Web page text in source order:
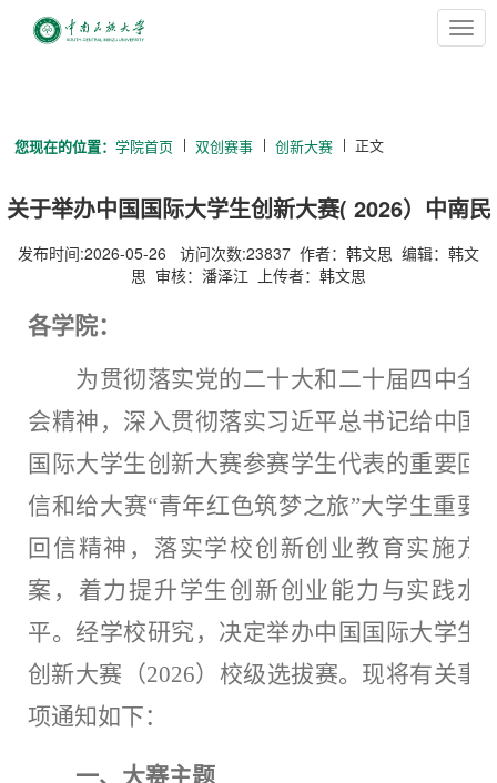
切
换
您现在的位置：学院首页 双创赛事 创新大赛 正文
关于举办中国国际大学生创新大赛( 2026）中南民
发布时间:2026-05-26 访问次数:23837 作者：韩文思 编辑：韩文
思 审核：潘泽江 上传者：韩文思
各学院：
为贯彻落实党的二十大和二十届四中全
会精神，深入贯彻落实习近平总书记给中国
国际大学生创新大赛参赛学生代表的重要回
信和给大赛“青年红色筑梦之旅”大学生重要
回信精神 ，落实学校创新创业教育实施方
案，着力提升学生创新创业能力与实践水
平。经学校研究，决定举办中国国际大学生
创新大赛（2026）校级选拔赛。 现将有关事
项通知如下：
一、 大赛主题